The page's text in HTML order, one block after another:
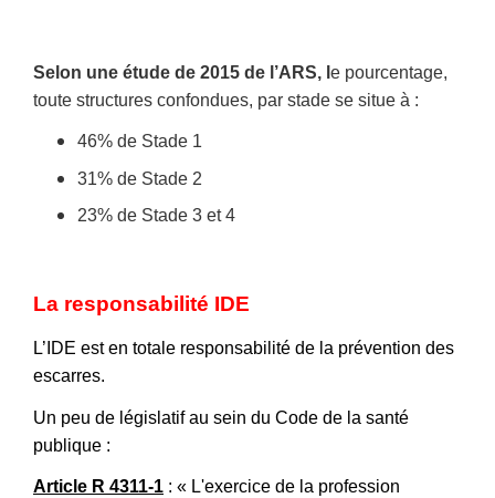
Selon une étude de 2015 de l’ARS, l e pourcentage,
toute structures confondues, par stade se situe à :
46% de Stade 1
31% de Stade 2
23% de Stade 3 et 4
La responsabilité IDE
L’IDE est en totale responsabilité de la prévention des
escarres.
Un peu de législatif au sein du Code de la santé
publique :
Article R 4311-1 : « L'exercice de la profession